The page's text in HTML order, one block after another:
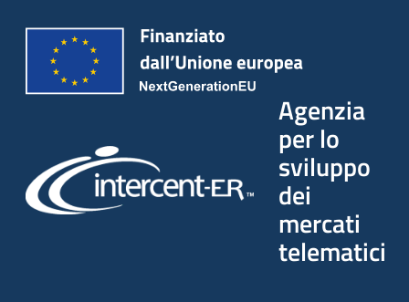
Agenzia
per lo
sviluppo
dei
mercati
telematici